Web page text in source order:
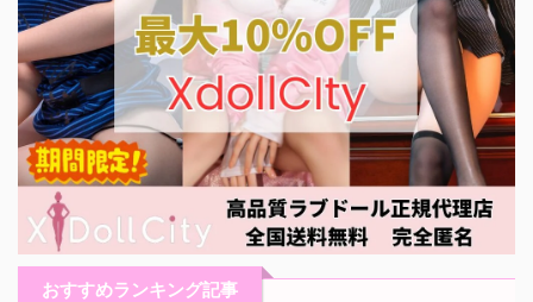
おすすめランキング記事